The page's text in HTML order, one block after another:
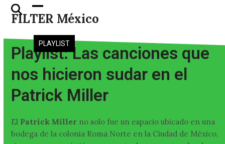
Skip
FILTER México
Open
mobile
menu
Close
mobile
menu
PLAYLIST
Playlist: Las canciones que
nos hicieron sudar en el
Patrick Miller
El Patrick Miller no solo fue un espacio ubicado en una
bodega de la colonia Roma Norte en la Ciudad de México,